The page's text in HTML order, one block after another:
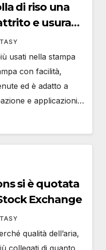
di riso una
e usura
3D
usati nella stampa
con facilità,
ed è adatto a
e applicazioni…
si è quotata
Exchange
qualità dell’aria,
collegati di quanto